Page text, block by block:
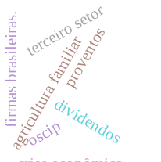
firmas brasileiras.
agricultura familiar
terceiro setor
oscipdividendos
proventos